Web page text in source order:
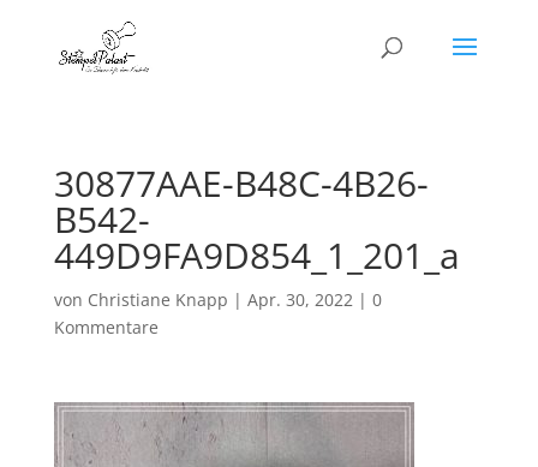
30877AAE-B48C-4B26-
B542-
449D9FA9D854_1_201_a
von Christiane Knapp | Apr. 30, 2022| 0
Kommentare